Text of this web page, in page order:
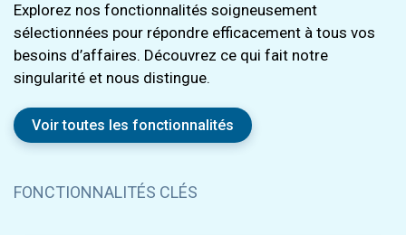
Explorez nos fonctionnalités soigneusement
sélectionnées pour répondre efficacement à tous vos
besoins d’affaires. Découvrez ce qui fait notre
singularité et nous distingue.
Voir toutes les fonctionnalités
FONCTIONNALITÉS CLÉS